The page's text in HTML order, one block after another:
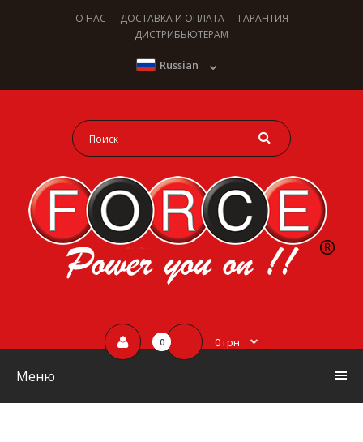
О НАС ДОСТАВКА И ОПЛАТА
ГАРАНТИЯ
ДИСТРИБЬЮТЕРАМ
Russian
0 0 грн.
Меню